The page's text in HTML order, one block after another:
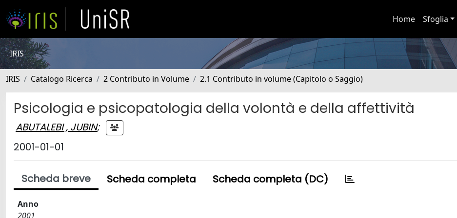
Home Sfoglia
IRIS
IRIS Catalogo Ricerca 2 Contributo in Volume 2.1 Contributo in volume (Capitolo o Saggio)
Psicologia e psicopatologia della volontà e della affettività
ABUTALEBI , JUBIN;
2001-01-01
Scheda breve Scheda completa Scheda completa (DC)
Anno
2001